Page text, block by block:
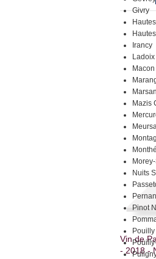
Givry
Irancy
Ladoix
Macon
Mazis
Nuits
Pinot
Vin de
- 2018 -